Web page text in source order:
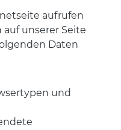
aufrufen
unserer Seite
Daten
und